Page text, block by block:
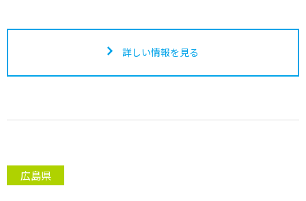
詳しい情報を見る
広島県